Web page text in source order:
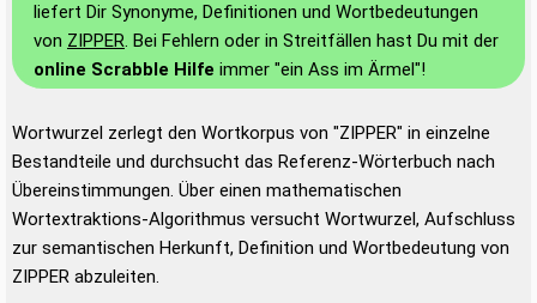
liefert Dir Synonyme, Definitionen und Wortbedeutungen
von ZIPPER. Bei Fehlern oder in Streitfällen hast Du mit der
online Scrabble Hilfe immer "ein Ass im Ärmel"!
Wortwurzel zerlegt den Wortkorpus von "ZIPPER" in einzelne
Bestandteile und durchsucht das Referenz-Wörterbuch nach
Übereinstimmungen. Über einen mathematischen
Wortextraktions-Algorithmus versucht Wortwurzel, Aufschluss
zur semantischen Herkunft, Definition und Wortbedeutung von
ZIPPER abzuleiten.